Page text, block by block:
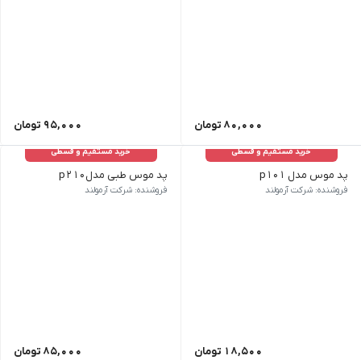
80,000 تومان 95,000 تومان
خرید مستقیم و قسطی
پد موس مدل p101
فروشنده: شرکت آرمولند
18,500 تومان
خرید مستقیم و قسطی
پد موس طبی مدلp210
فروشنده: شرکت آرمولند
85,000 تومان